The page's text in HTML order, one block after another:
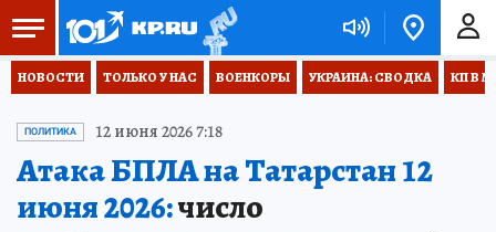
НОВОСТИ ТОЛЬКО У НАС ВОЕНКОРЫ УКРАИНА: СВОДКА КП В
ПОЛИТИКА 12 июня 2026 7:18
Атака БПЛА на Татарстан 12
июня 2026:число